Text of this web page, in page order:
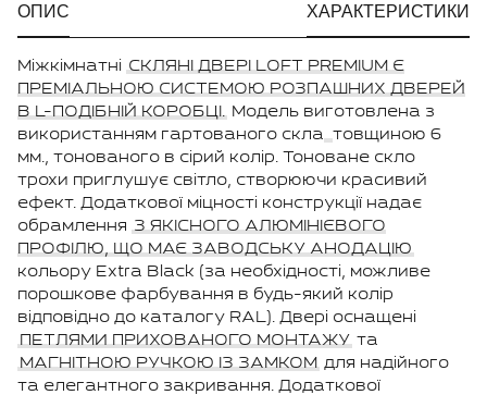
ОПИС ХАРАКТЕРИСТИКИ
Міжкімнатні СКЛЯНІ ДВЕРІ LOFT PREMIUM Є
ПРЕМІАЛЬНОЮ СИСТЕМОЮ РОЗПАШНИХ ДВЕРЕЙ
В L-ПОДІБНІЙ КОРОБЦІ.
Модель виготовлена з
використанням гартованого скла
товщиною 6
мм., тонованого в сірий колір. Тоноване скло
трохи приглушує світло, створюючи красивий
ефект. Додаткової міцності конструкції надає
обрамлення З ЯКІСНОГО АЛЮМІНІЄВОГО
ПРОФІЛЮ, ЩО МАЄ ЗАВОДСЬКУ АНОДАЦІЮ
кольору Extra Black (за необхідності, можливе
порошкове фарбування в будь-який колір
відповідно до каталогу RAL). Двері оснащені
ПЕТЛЯМИ ПРИХОВАНОГО МОНТАЖУ та
МАГНІТНОЮ РУЧКОЮ ІЗ ЗАМКОМ для надійного
та елегантного закривання. Додаткової